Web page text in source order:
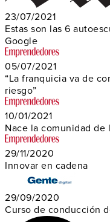
23/07/2021
Estas son las 6
Google
05/07/2021
“La franquicia va de
riesgo”
10/01/2021
Nace la comunidad de
29/11/2020
Innovar en cadena
29/09/2020
Curso de conducción